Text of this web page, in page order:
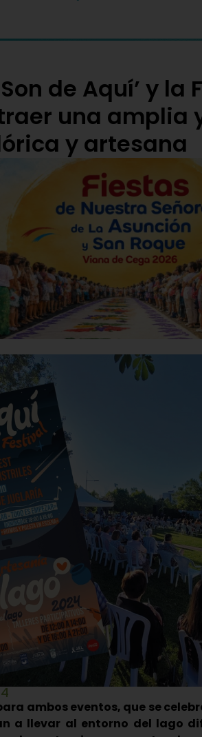
de Aquí’ y la
una amplia
y artesana
ambos eventos, que se
a llevar al entorno del lago